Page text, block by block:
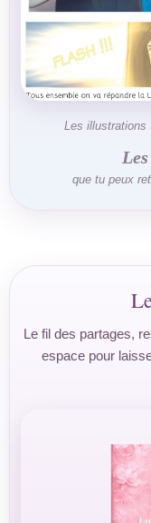
Les illustrations
que tu peux
Le fil des partages,
espace pour